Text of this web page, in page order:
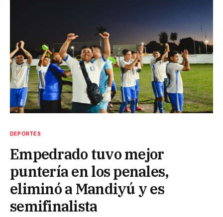
DEPORTES
Empedrado tuvo mejor
puntería en los penales,
eliminó a Mandiyú y es
semifinalista